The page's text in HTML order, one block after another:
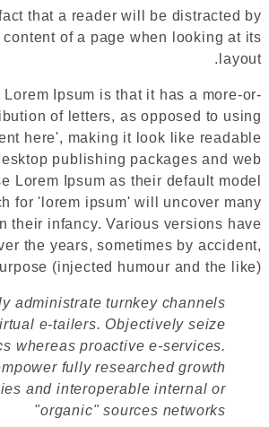
that a reader will be distracted by
content of a page when looking at its
layout.
Lorem Ipsum is that it has a more-or-
of letters, as opposed to using
here', making it look like readable
publishing packages and web
Lorem Ipsum as their default model
for 'lorem ipsum' will uncover many
their infancy. Various versions have
the years, sometimes by accident,
(injected humour and the like).
administrate turnkey channels
e-tailers. Objectively seize
whereas proactive e-services.
fully researched growth
and interoperable internal or
"organic" sources networks